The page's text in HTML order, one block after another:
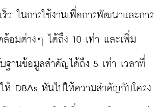
ร็ว ในการใช้งานเพื่อการพัฒนาและการ
อมต่างๆ ได้ถึง 10 เท่า และเพิ่ม
ฐานข้อมูลสำคัญได้ถึง 5 เท่า เวลาที่
ห้ DBAs หันไปให้ความสำคัญกับโครง